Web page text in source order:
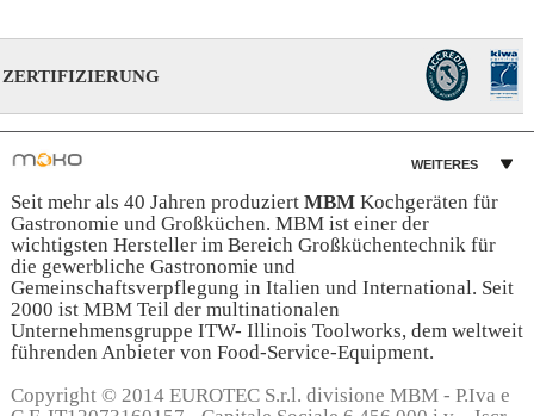
ZERTIFIZIERUNG
WEITERES
Seit mehr als 40 Jahren produziert MBMKochgeräten für
Gastronomie und Großküchen. MBM ist einer der
wichtigsten Hersteller im Bereich Großküchentechnik für
die gewerbliche Gastronomie und
Gemeinschaftsverpflegung in Italien und International. Seit
2000 ist MBM Teil der multinationalen
Unternehmensgruppe ITW- Illinois Toolworks, dem weltweit
führenden Anbieter von Food-Service-Equipment.
Copyright © 2014 EUROTEC S.r.l. divisione MBM - P.Iva e